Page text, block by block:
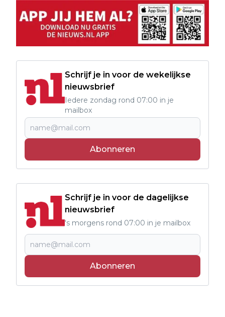
Schrijf je in voor de wekelijkse
nieuwsbrief
Iedere zondag rond 07:00 in je
mailbox
Abonneren
Schrijf je in voor de dagelijkse
nieuwsbrief
's morgens rond 07:00 in je mailbox
Abonneren